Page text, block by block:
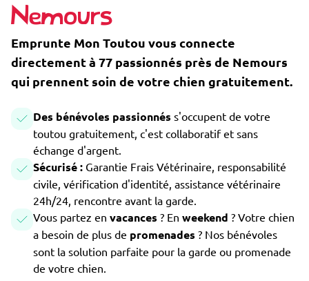
Nemours
Emprunte Mon Toutou vous connecte
directement à 77 passionnés près de Nemours
qui prennent soin de votre chien gratuitement.
Des bénévoles passionnés s'occupent de votre
toutou gratuitement, c'est collaboratif et sans
échange d'argent.
Sécurisé : Garantie Frais Vétérinaire, responsabilité
civile, vérification d'identité, assistance vétérinaire
24h/24, rencontre avant la garde.
Vous partez en vacances ? En weekend ? Votre chien
a besoin de plus de promenades ? Nos bénévoles
sont la solution parfaite pour la garde ou promenade
de votre chien.